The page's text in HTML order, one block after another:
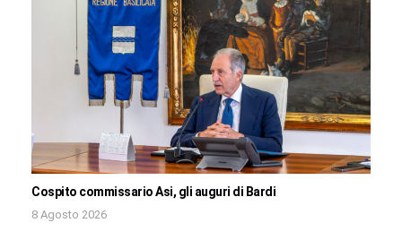
Cospito commissario Asi, gli auguri di Bardi
8 Agosto 2026